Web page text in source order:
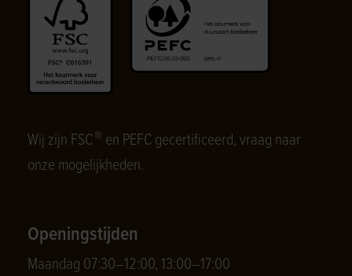
Wij zijn FSC® en PEFC gecertificeerd, vraag naar
onze mogelijkheden.
Openingstijden
Maandag 07:30–12:00, 13:00–17:00